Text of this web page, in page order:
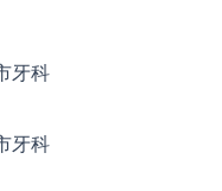
牙科
牙科